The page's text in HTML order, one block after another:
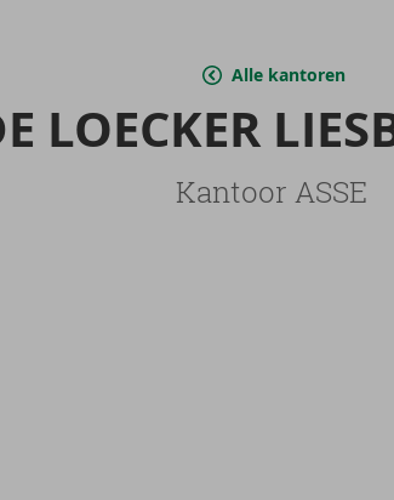
Alle kantoren
LOEC­KER
Kantoor ASSE